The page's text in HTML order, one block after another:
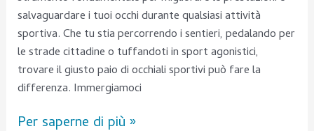
salvaguardare i tuoi occhi durante qualsiasi attività
sportiva. Che tu stia percorrendo i sentieri, pedalando per
le strade cittadine o tuffandoti in sport agonistici,
trovare il giusto paio di occhiali sportivi può fare la
differenza. Immergiamoci
Per saperne di più »